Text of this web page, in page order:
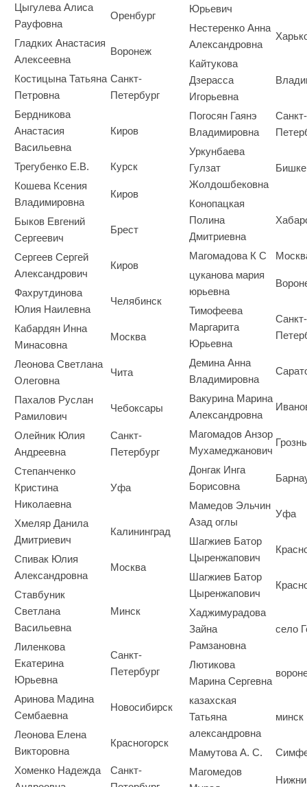
Цыгулева Алиса
Рауфовна
Оренбург
Гладких Анастасия
Алексеевна
Воронеж
Костицына Татьяна
Петровна
Санкт-
Петербург
Бердникова
Анастасия
Васильевна
Киров
Трегубенко Е.В.
Курск
Кошева Ксения
Владимировна
Киров
Быков Евгений
Сергеевич
Брест
Сергеев Сергей
Александрович
Киров
Фахрутдинова
Юлия Наилевна
Челябинск
Кабардян Инна
Минасовна
Москва
Леонова Светлана
Олеговна
Чита
Пахалов Руслан
Рамилович
Чебоксары
Олейник Юлия
Андреевна
Санкт-
Петербург
Степанченко
Кристина
Николаевна
Уфа
Хмеляр Данила
Дмитриевич
Калининград
Спивак Юлия
Александровна
Москва
Ставбуник
Светлана
Васильевна
Минск
Лиленкова
Екатерина
Юрьевна
Санкт-
Петербург
Аринова Мадина
Сембаевна
Новосибирск
Леонова Елена
Викторовна
Красногорск
Хоменко Надежда
Санкт-
Юрьевич
Нестеренко Анна
Александровна
Кайтукова
Дзерасса
Игорьевна
Погосян Гаянэ
Владимировна
Санкт-
Уркунбаева
Гулзат
Жолдошбековна
Конопацкая
Полина
Дмитриевна
Магомадова К С
цуканова мария
юрьевна
Тимофеева
Маргарита
Юрьевна
Санкт-
Демина Анна
Владимировна
Вакурина Марина
Александровна
Магомадов Анзор
Мухамеджанович
Донгак Инга
Борисовна
Мамедов Эльчин
Азад оглы
Уфа
Шагжиев Батор
Цыренжапович
Шагжиев Батор
Цыренжапович
Хаджимурадова
Зайна
Рамзановна
село
Лютикова
Марина Сергевна
казахская
Татьяна
александровна
минск
Мамутова А. С.
Магомедов